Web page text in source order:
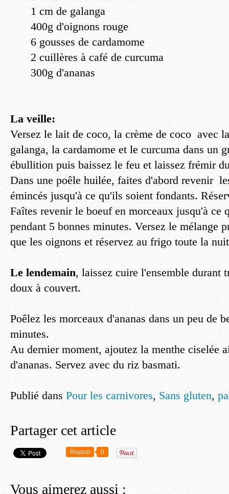
1 cm de galanga
400g d'oignons rouge
6 gousses de cardamome
2 cuillères à café de curcuma
300g d'ananas
La veille:
Versez le lait de coco, la crème de coco avec
galanga, la cardamome et le curcuma dans un
ébullition puis baissez le feu et laissez frémir
Dans une poêle huilée, faites d'abord revenir
émincés jusqu'à ce qu'ils soient fondants.
Faîtes revenir le boeuf en morceaux jusqu'à ce
pendant 5 bonnes minutes. Versez le mélange
que les oignons et réservez au frigo toute la
Le lendemain, laissez cuire l'ensemble durant
doux à couvert.
Poêlez les morceaux d'ananas dans un peu de
minutes.
Au dernier moment, ajoutez la menthe ciselée
d'ananas. Servez avec du riz basmati.
Publié dans Pour les carnivores, Sans gluten,
Partager cet article
Repost 0
Vous aimerez aussi :